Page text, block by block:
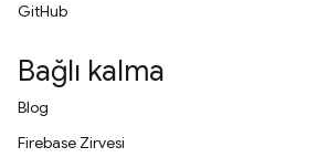
GitHub
Bağlı kalma
Blog
Firebase Zirvesi